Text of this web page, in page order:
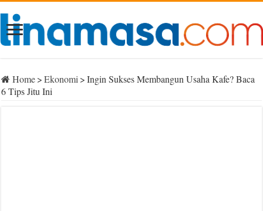
Home> Ekonomi > Ingin Sukses Membangun Usaha Kafe? Baca
6 Tips Jitu Ini